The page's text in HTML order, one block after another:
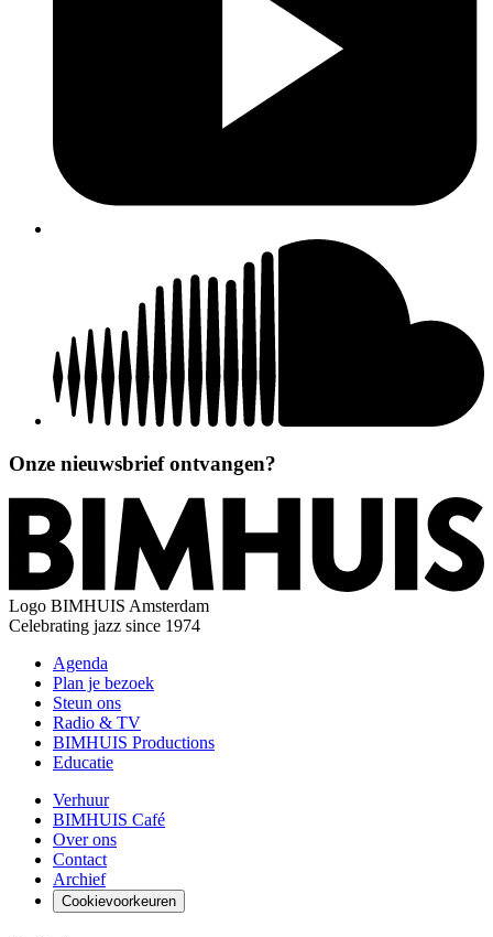
Onze nieuwsbrief ontvangen?
Logo BIMHUIS Amsterdam
Celebrating jazz since 1974
Agenda
Plan je bezoek
Steun ons
Radio & TV
BIMHUIS Productions
Educatie
Verhuur
BIMHUIS Café
Over ons
Contact
Archief
Cookievoorkeuren